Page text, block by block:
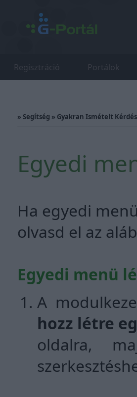
Regisztráció Portálok
» Segítség » Gyakran Ismételt
Egyedi
Ha egyedi
olvasd el az
Egyedi menü
A
hozz létre
oldalra,